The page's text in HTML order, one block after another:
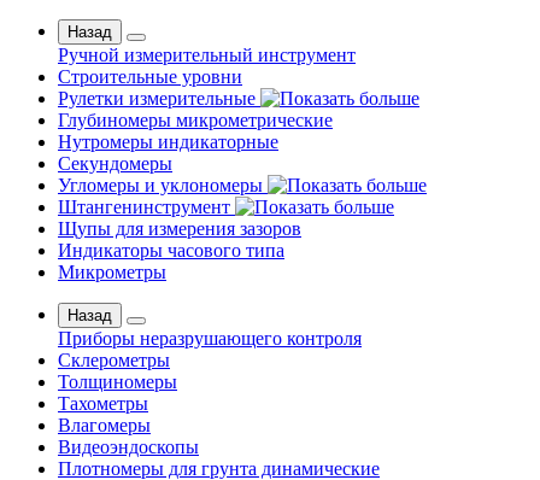
Назад
Ручной измерительный инструмент
Строительные уровни
Рулетки измерительные
Глубиномеры микрометрические
Нутромеры индикаторные
Секундомеры
Угломеры и уклономеры
Штангенинструмент
Щупы для измерения зазоров
Индикаторы часового типа
Микрометры
Назад
Приборы неразрушающего контроля
Склерометры
Толщиномеры
Тахометры
Влагомеры
Видеоэндоскопы
Плотномеры для грунта динамические